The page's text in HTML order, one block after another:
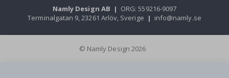
Namly Design AB | ORG: 559216-9097
Terminalgatan 9, 23261 Arlöv, Sverige | info@namly.se
© Namly Design 2026